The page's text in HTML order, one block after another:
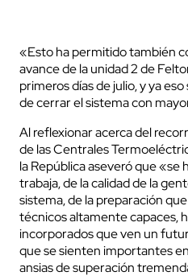
«Esto ha permitido también
avance de la unidad 2 de
primeros días de julio, y ya
de cerrar el sistema con
Al reflexionar acerca del
de las Centrales
la República aseveró que «se
trabaja, de la calidad de la
sistema, de la preparación
técnicos altamente capaces,
incorporados que ven un
que se sienten importantes
ansias de superación